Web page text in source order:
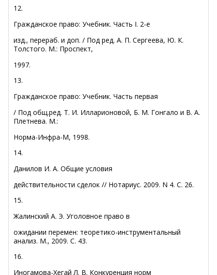
12.
Гражданское право: Учебник. Часть I. 2-е
изд., перераб. и доп. / Под ред. А. П. Сергеева, Ю. К.
Толстого. М.: Проспект,
1997.
13.
Гражданское право: Учебник. Часть первая
/ Под общ.ред. Т. И. Илларионовой, Б. М. Гонгало и В. А.
Плетнева. М.:
Норма-Инфра-М, 1998.
14.
Данилов И. А. Общие условия
действительности сделок // Нотариус. 2009. N 4. С. 26.
15.
Жалинский А. Э. Уголовное право в
ожидании перемен: теоретико-инструментальный
анализ. М., 2009. С. 43.
16.
Иногамова-Хегай Л. В. Конкуренция норм